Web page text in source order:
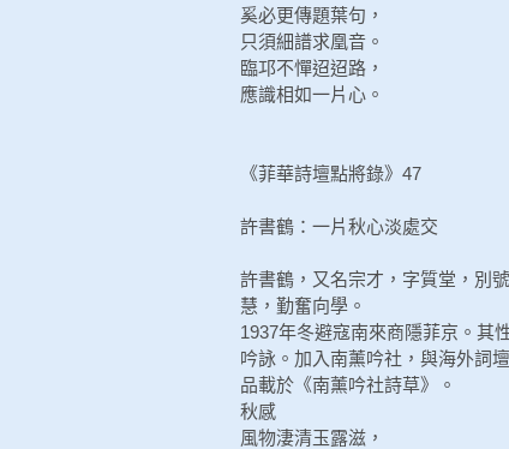
奚必更傳題葉句，
只須細譜求凰音。
臨邛不憚迢迢路，
應識相如一片心。
《菲華詩壇點將錄》47
許書鶴：一片秋心淡處交
許書鶴，又名宗才，字質堂，別
慧，勤奮向學。
1937年冬避寇南來商隱菲京。其
吟詠。加入南薰吟社，與海外詞
品載於《南薰吟社詩草》。
秋感
風物淒清玉露滋，